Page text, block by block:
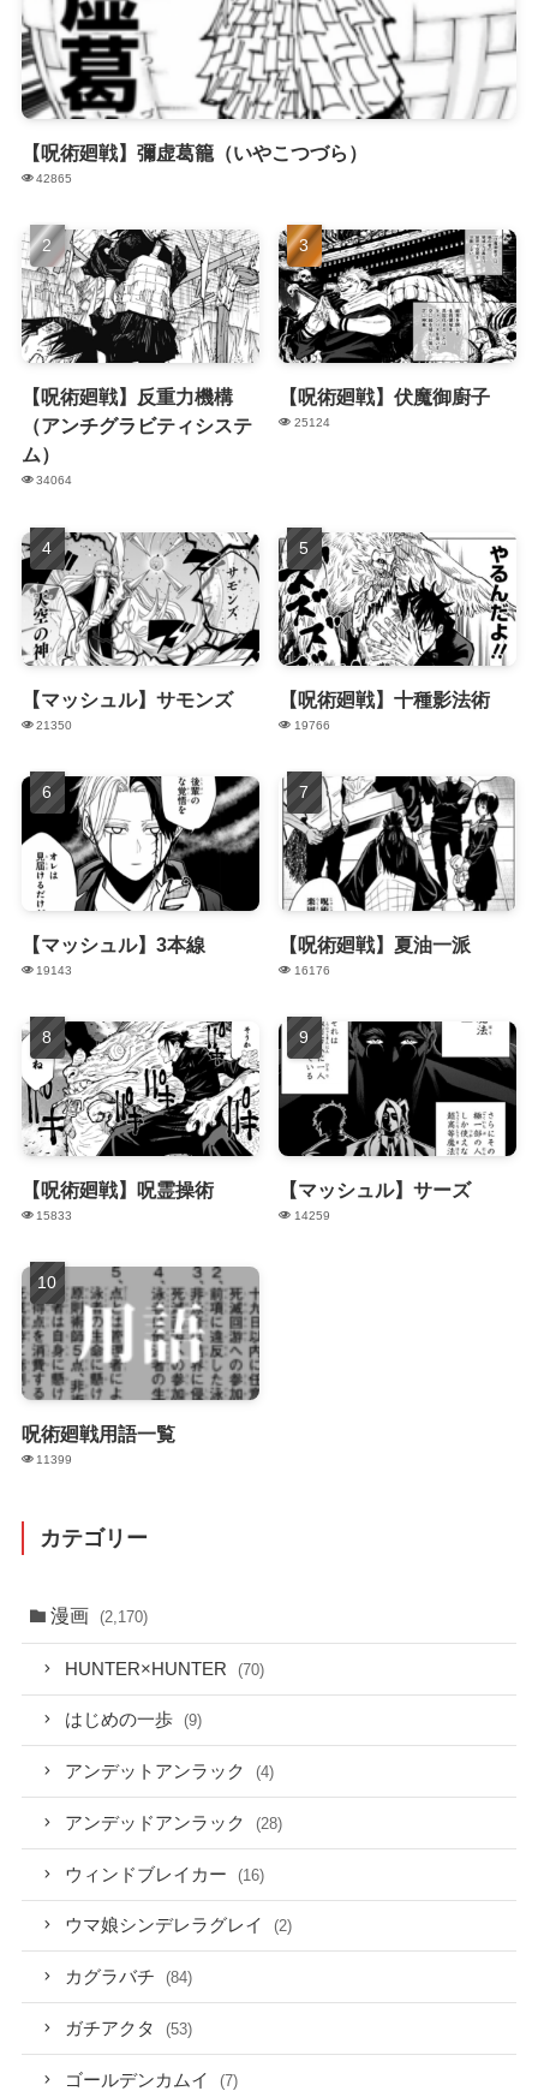
【呪術廻戦】彌虚葛籠（いやこつづら）
42865
【呪術廻戦】反重力機構
（アンチグラビティシステ
ム）
34064
【呪術廻戦】伏魔御廚子
25124
【マッシュル】サモンズ
21350
【呪術廻戦】十種影法術
19766
【マッシュル】3本線
19143
【呪術廻戦】夏油一派
16176
【呪術廻戦】呪霊操術
15833
【マッシュル】サーズ
14259
呪術廻戦用語一覧
11399
カテゴリー
漫画 (2,170)
HUNTER×HUNTER (70)
はじめの一歩 (9)
アンデットアンラック (4)
アンデッドアンラック (28)
ウィンドブレイカー (16)
ウマ娘シンデレラグレイ (2)
カグラバチ (84)
ガチアクタ (53)
ゴールデンカムイ (7)